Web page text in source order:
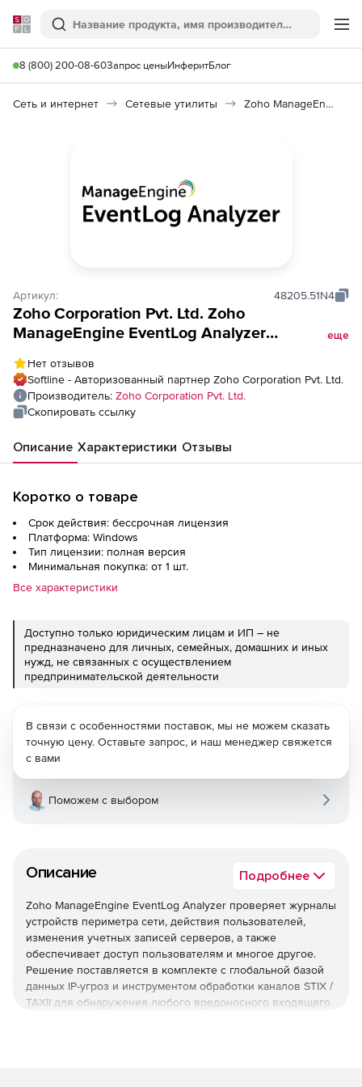
Softline
Поиск
8 (800) 200-08-60Запрос ценыИнферитБлог
Сеть и интернет Сетевые утилиты Zoho ManageEngine EventLog Analyzer
Артикул: 48205.51N4
Zoho Corporation Pvt. Ltd. Zoho
ManageEngine EventLog Analyzer
Perpetual Model Single Installation), fee for
100 IIS Sites
еще
Нет отзывов
Softline - Авторизованный партнер Zoho Corporation Pvt. Ltd.
Производитель: Zoho Corporation Pvt. Ltd.
Скопировать ссылку
Описание Характеристики Отзывы
Коротко о товаре
Срок действия: бессрочная лицензия
Платформа: Windows
Тип лицензии: полная версия
Минимальная покупка: от 1 шт.
Все характеристики
Доступно только юридическим лицам и ИП – не
предназначено для личных, семейных, домашних и иных
нужд, не связанных с осуществлением
предпринимательской деятельности
Описание Подробнее
Zoho ManageEngine EventLog Analyzer проверяет журналы
устройств периметра сети, действия пользователей,
изменения учетных записей серверов, а также
обеспечивает доступ пользователям и многое другое.
Решение поставляется в комплекте с глобальной базой
данных IP-угроз и инструментом обработки каналов STIX /
TAXII для обнаружения любого вредоносного входящего
В связи с особенностями поставок, мы не можем сказать
точную цену. Оставьте запрос, и наш менеджер свяжется
с вами
Поможем с выбором